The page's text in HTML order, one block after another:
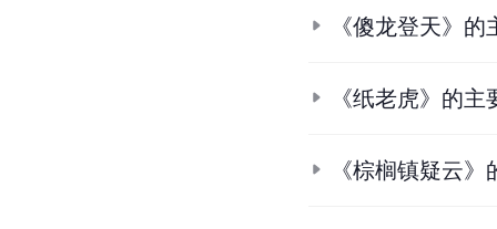
《傻龙登天》的
《纸老虎》的主
《棕榈镇疑云